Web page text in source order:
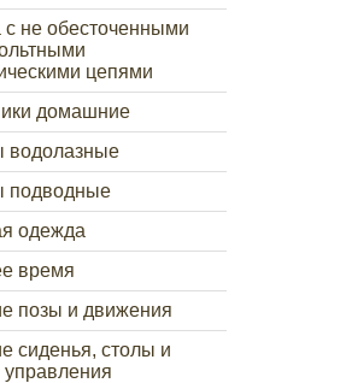
с не обесточенными
цепями
домашние
водолазные
подводные
одежда
время
позы и движения
сиденья, столы и
управления